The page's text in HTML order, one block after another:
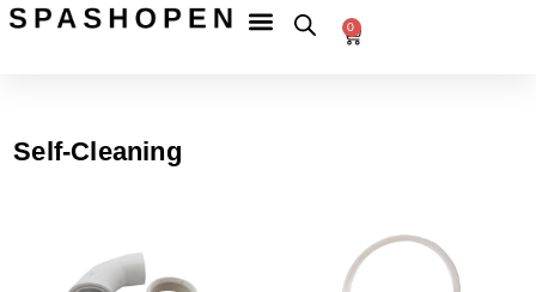
Hoppa
till
Betala
Fri
frakt
till
0
Varukorg
Self-Cleaning